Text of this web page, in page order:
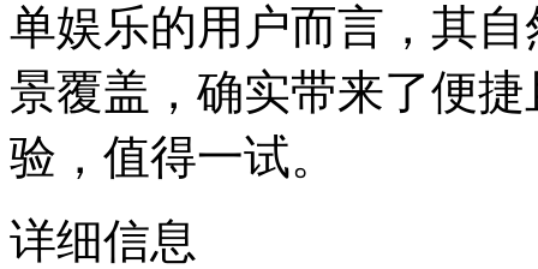
单娱乐的用户而言，其
景覆盖，确实带来了便
验，值得一试。
详细信息